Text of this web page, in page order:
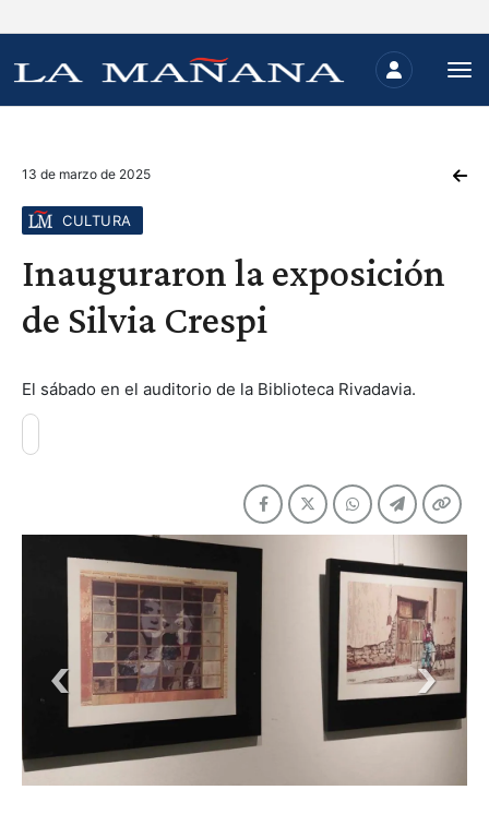
13 de marzo de 2025
CULTURA
Inauguraron la exposición
de Silvia Crespi
El sábado en el auditorio de la Biblioteca Rivadavia.